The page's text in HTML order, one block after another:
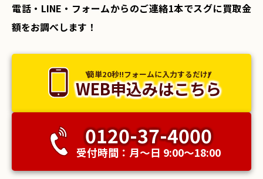
電話・LINE・フォームからのご連絡1本でスグに買取金
額をお調べします！
簡単20秒!!フォームに入力するだけ!
WEB申込みはこちら
0120-37-4000
受付時間：月〜日 9:00〜18:00